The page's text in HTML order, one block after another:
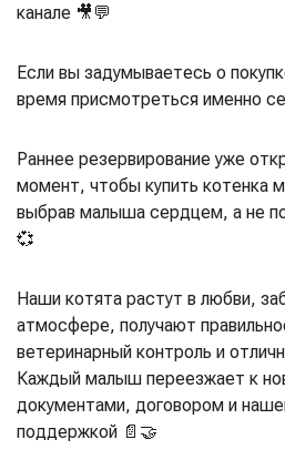
канале 🎥💬
Если вы задумываетесь о
время присмотреться именно
Раннее резервирование уже
момент, чтобы купить котенка
выбрав малыша сердцем, а не
💞
Наши котята растут в любви,
атмосфере, получают
ветеринарный контроль и
Каждый малыш переезжает к
документами, договором и
поддержкой 📄🤝